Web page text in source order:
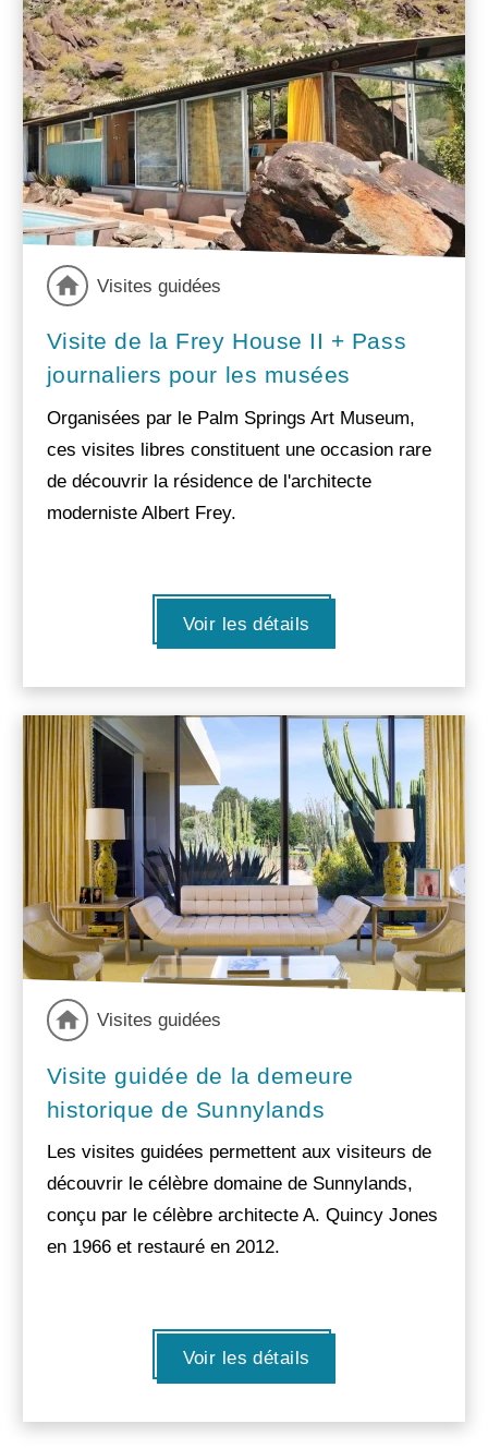
Visites guidées
Visite de la Frey House II + Pass
journaliers pour les musées
Organisées par le Palm Springs Art Museum,
ces visites libres constituent une occasion rare
de découvrir la résidence de l'architecte
moderniste Albert Frey.
Voir les détails
Visites guidées
Visite guidée de la demeure
historique de Sunnylands
Les visites guidées permettent aux visiteurs de
découvrir le célèbre domaine de Sunnylands,
conçu par le célèbre architecte A. Quincy Jones
en 1966 et restauré en 2012.
Voir les détails